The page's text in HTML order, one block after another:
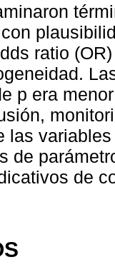
ratio
p era
las
de
de